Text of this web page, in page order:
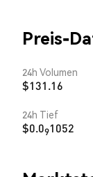
Preis-
24h Volumen
$131.16
24h Tief
$0.091052